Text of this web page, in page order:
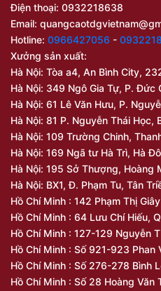
Điện thoại: 0932218638
Email:
Hotline: 0966427056 -
Xưởng sản xuất:
Hà Nội: Tòa a4, An Bình City,
Hà Nội: 349 Ngô Gia Tự, P. Đức
Hà Nội: 61 Lê Văn Hưu, P.
Hà Nội: 81 P. Nguyễn Thái Học,
Hà Nội: 109 Trường Chinh,
Hà Nội: 169 Ngã tư Hà Trì, Hà
Hà Nội: 195 Sở Thượng, Hoàng
Hà Nội: BX1, Đ. Phạm Tu, Tân
Hồ Chí Minh : 142 Phạm Thị
Hồ Chí Minh : 64 Lưu Chí Hiếu,
Hồ Chí Minh : 127-129 Nguyễn
Hồ Chí Minh : Số 921-923 Phan
Hồ Chí Minh : Số 276-278 Bình
Hồ Chí Minh : Số 28 Hoàng Văn